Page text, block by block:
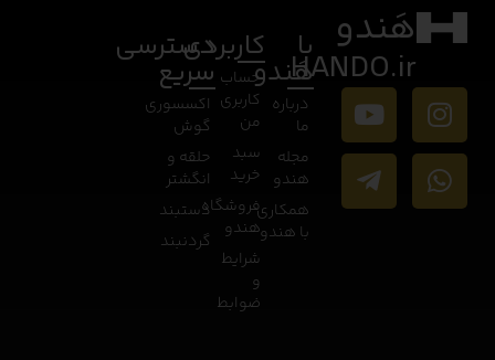
هَندو
HANDO.ir
با
هَندو
درباره
ما
مجله
هندو
همکاری
با هندو
کاربردی
حساب
کاربری
من
سبد
خرید
فروشگاه
هندو
شرایط
و
ضوابط
دسترسی
سریع
اکسسوری
گوش
حلقه و
انگشتر
دستبند
گردنبند